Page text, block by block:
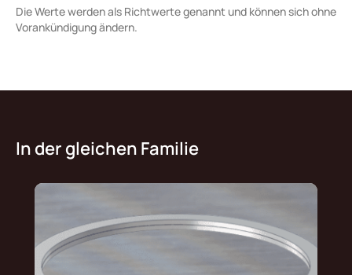
Die Werte werden als Richtwerte genannt und können sich ohne
Vorankündigung ändern.
In der gleichen Familie